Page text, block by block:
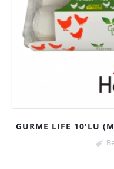
GURME LIFE 10'LU